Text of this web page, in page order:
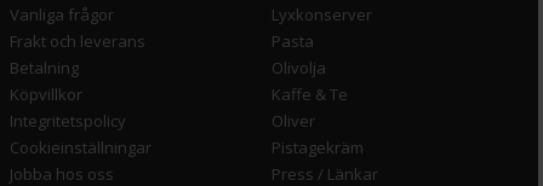
Vanliga frågor
Frakt och leverans
Betalning
Köpvillkor
Integritetspolicy
Cookieinställningar
Jobba hos oss
Lyxkonserver
Pasta
Olivolja
Kaffe & Te
Oliver
Pistagekräm
Press / Länkar